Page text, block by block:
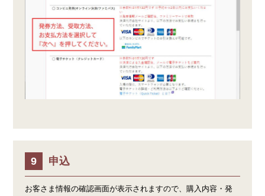
申込
お客さま情報の確認画面が表示されますので、購入内容・発